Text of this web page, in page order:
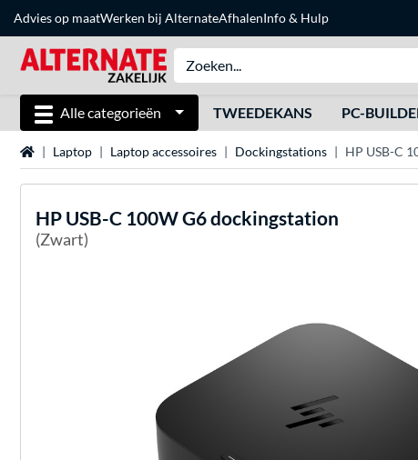
Advies op maatWerken bij AlternateAfhalenInfo & Hulp
Alle categorieën TWEEDEKANS PC-
Home Laptop Laptop accessoires Dockingstations HP USB-C
HP USB-C 100W G6 dockingstation
(Zwart)